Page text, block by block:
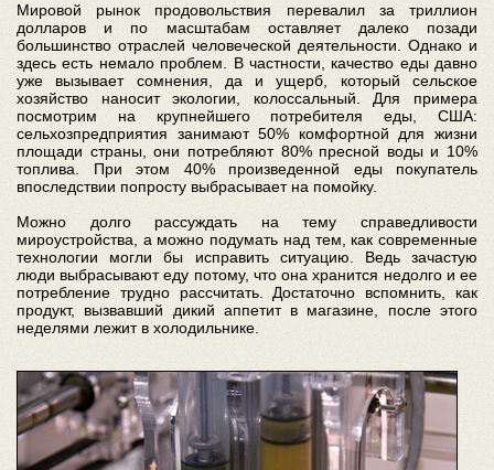
Мировой рынок продовольствия перевалил за триллион
долларов и по масштабам оставляет далеко позади
большинство отраслей человеческой деятельности. Однако и
здесь есть немало проблем. В частности, качество еды давно
уже вызывает сомнения, да и ущерб, который сельское
хозяйство наносит экологии, колоссальный. Для примера
посмотрим на крупнейшего потребителя еды, США:
сельхозпредприятия занимают 50% комфортной для жизни
площади страны, они потребляют 80% пресной воды и 10%
топлива. При этом 40% произведенной еды покупатель
впоследствии попросту выбрасывает на помойку.
Можно долго рассуждать на тему справедливости
мироустройства, а можно подумать над тем, как современные
технологии могли бы исправить ситуацию. Ведь зачастую
люди выбрасывают еду потому, что она хранится недолго и ее
потребление трудно рассчитать. Достаточно вспомнить, как
продукт, вызвавший дикий аппетит в магазине, после этого
неделями лежит в холодильнике.